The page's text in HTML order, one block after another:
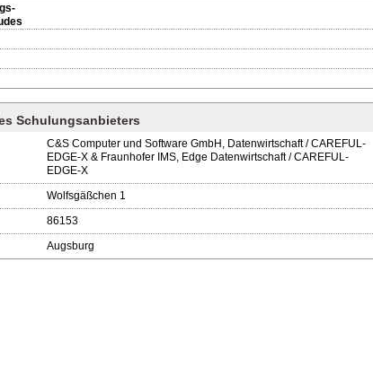
Schulungsanbieters
C&S Computer und Software GmbH, Datenwirtschaft / CAREFUL-
EDGE-X & Fraunhofer IMS, Edge Datenwirtschaft / CAREFUL-
EDGE-X
Wolfsgäßchen 1
86153
Augsburg